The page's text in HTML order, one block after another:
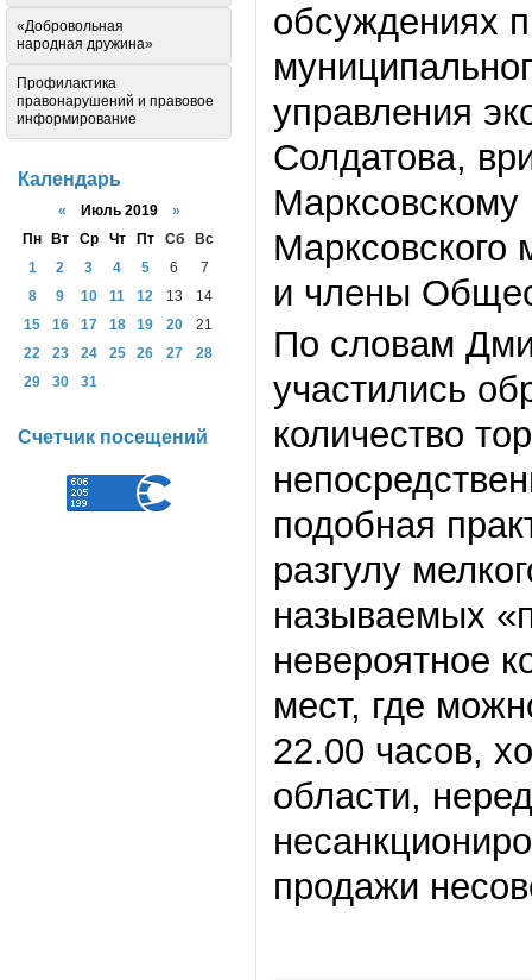
обсуждениях
управления
Солдатова,
и члены
По словам
участились
количество
подобная
разгулу
называемых
невероятное
мест, где
22.00 часов,
области,
продажи
«Добровольная
народная дружина»
Профилактика
правонарушений и правовое
информирование
Календарь
« Июль 2019 »
Пн
Вт Ср Чт Пт Сб
Вс
1
2 3 4 5 6
7
8
9 10 11 12 13
14
15
16 17 18 19 20
21
22
23 24 25 26 27
28
29
30 31
Счетчик посещений